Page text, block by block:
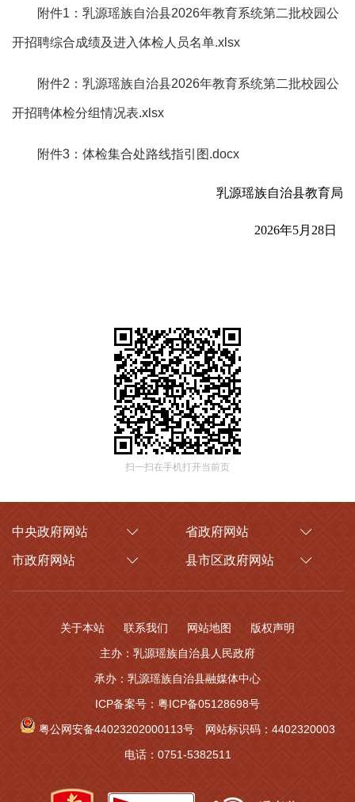
附件1：乳源瑶族自治县2026年教育系统第二批校园公
开招聘综合成绩及进入体检人员名单.xlsx
附件2：乳源瑶族自治县2026年教育系统第二批校园公
开招聘体检分组情况表.xlsx
附件3：体检集合处路线指引图.docx
乳源瑶族自治县教育局
2026年5月28日
扫一扫在手机打开当前页
中央政府网站 省政府网站
市政府网站 县市区政府网站
关于本站 联系我们 网站地图
版权声明
主办：乳源瑶族自治县人民政府
承办：乳源瑶族自治县融媒体中心
ICP备案号：粤ICP备05128698号
粤公网安备44023202000113号
网站标识码：4402320003
电话：0751-5382511